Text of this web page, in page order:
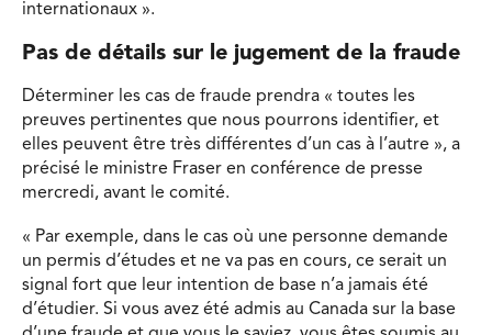
internationaux ».
Pas de détails sur le jugement de la fraude
Déterminer les cas de fraude prendra « toutes les
preuves pertinentes que nous pourrons identifier, et
elles peuvent être très différentes d’un cas à l’autre », a
précisé le ministre Fraser en conférence de presse
mercredi, avant le comité.
« Par exemple, dans le cas où une personne demande
un permis d’études et ne va pas en cours, ce serait un
signal fort que leur intention de base n’a jamais été
d’étudier. Si vous avez été admis au Canada sur la base